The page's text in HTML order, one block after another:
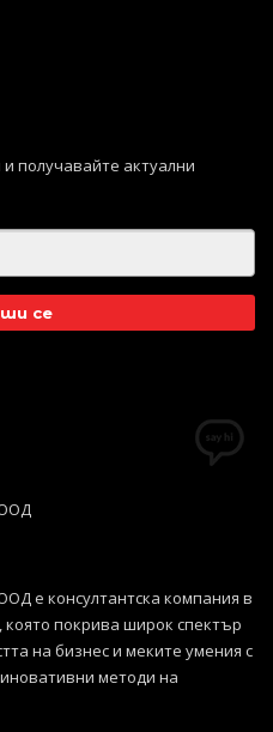
получавайте актуални
е консултантска компания в
покрива широк спектър
на бизнес и меките умения с
методи на